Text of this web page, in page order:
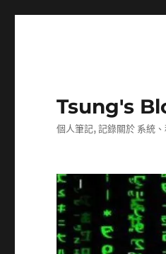
Tsung's
個人筆記, 記錄關於 系統